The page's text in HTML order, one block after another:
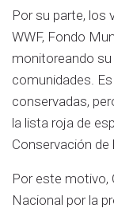
Por su parte, los
WWF, Fondo
monitoreando
comunidades.
conservadas,
la lista roja de
Conservación de
Por este motivo,
Nacional por la